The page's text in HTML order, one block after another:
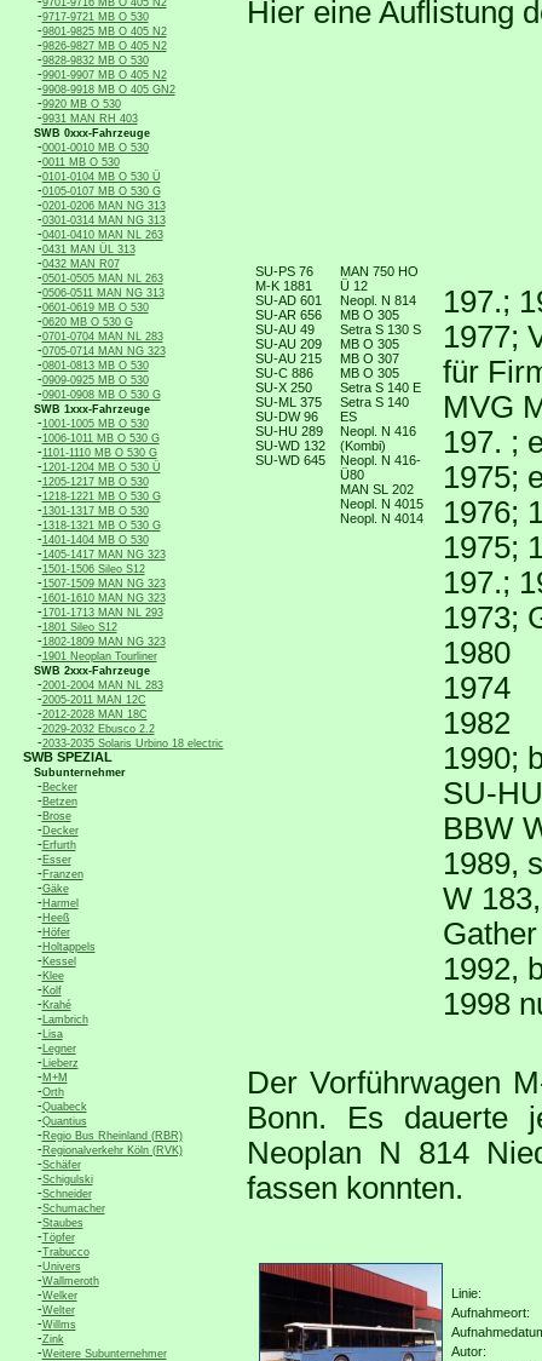
9701-9716 MB O 405 N2
-9717-9721 MB O 530
-9801-9825 MB O 405 N2
-9826-9827 MB O 405 N2
-9828-9832 MB O 530
-9901-9907 MB O 405 N2
-9908-9918 MB O 405 GN2
-9920 MB O 530
-9931 MAN RH 403
SWB 0xxx-Fahrzeuge
-0001-0010 MB O 530
-0011 MB O 530
-0101-0104 MB O 530 Ü
-0105-0107 MB O 530 G
-0201-0206 MAN NG 313
-0301-0314 MAN NG 313
-0401-0410 MAN NL 263
-0431 MAN ÜL 313
-0432 MAN R07
-0501-0505 MAN NL 263
-0506-0511 MAN NG 313
-0601-0619 MB O 530
-0620 MB O 530 G
-0701-0704 MAN NL 283
-0705-0714 MAN NG 323
-0801-0813 MB O 530
-0909-0925 MB O 530
-0901-0908 MB O 530 G
SWB 1xxx-Fahrzeuge
-1001-1005 MB O 530
-1006-1011 MB O 530 G
-1101-1110 MB O 530 G
-1201-1204 MB O 530 Ü
-1205-1217 MB O 530
-1218-1221 MB O 530 G
-1301-1317 MB O 530
-1318-1321 MB O 530 G
-1401-1404 MB O 530
-1405-1417 MAN NG 323
-1501-1506 Sileo S12
-1507-1509 MAN NG 323
-1601-1610 MAN NG 323
-1701-1713 MAN NL 293
-1801 Sileo S12
-1802-1809 MAN NG 323
-1901 Neoplan Tourliner
SWB 2xxx-Fahrzeuge
-2001-2004 MAN NL 283
-2005-2011 MAN 12C
-2012-2028 MAN 18C
-2029-2032 Ebusco 2.2
-2033-2035 Solaris Urbino 18 electric
SWB SPEZIAL
Subunternehmer
-Becker
-Betzen
-Brose
-Decker
-Erfurth
-Esser
-Franzen
-Gäke
-Harmel
-Heeß
-Höfer
-Holtappels
-Kessel
-Klee
-Kolf
-Krahé
-Lambrich
-Lisa
-Legner
-Lieberz
-M+M
-Orth
-Quabeck
-Quantius
-Regio Bus Rheinland (RBR)
-Regionalverkehr Köln (RVK)
-Schäfer
-Schigulski
-Schneider
-Schumacher
-Staubes
-Töpfer
-Trabucco
-Univers
-Wallmeroth
-Welker
-Welter
-Willms
-Zink
-Weitere Subunternehmer
Hier eine Auflistung
SU-PS 76
M-K 1881
SU-AD 601
SU-AR 656
SU-AU 49
SU-AU 209
SU-AU 215
SU-C 886
SU-X 250
SU-ML 375
SU-DW 96
SU-HU 289
SU-WD 132
SU-WD 645
MAN 750 HO
Ü 12
Neopl. N 814
MB O 305
Setra S 130 S
MB O 305
MB O 307
MB O 305
Setra S 140 E
Setra S 140
ES
Neopl. N 416
(Kombi)
Neopl. N 416-
Ü80
MAN SL 202
Neopl. N 4015
Neopl. N 4014
197.;
1977;
für
MVG
197. ;
1975;
1976;
1975;
197.;
1973;
1980
1974
1982
1990;
SU-
BBW
1989,
W
1992,
1998
Der Vorführwagen
Bonn. Es dauerte
Neoplan N 814
fassen konnten.
Linie:
Aufnahmeort:
Autor: